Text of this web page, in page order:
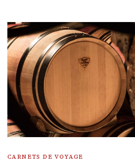
CARNETS DE VOYAGE